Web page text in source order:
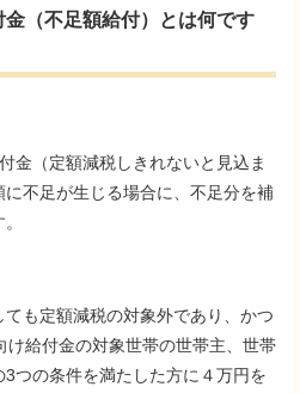
（不足額給付）とは何です
金（定額減税しきれないと見込ま
不足が生じる場合に、不足分を補
も定額減税の対象外であり、かつ
給付金の対象世帯の世帯主、世帯
つの条件を満たした方に４万円を